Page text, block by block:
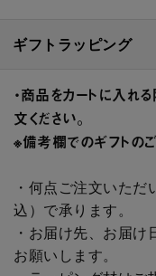
ギフトラッピング
・商品をカートに入れ
文ください。
※備考欄でのギフトの
・何点ご注文いた
込）で承ります。
・お届け先、お届
お願いします。